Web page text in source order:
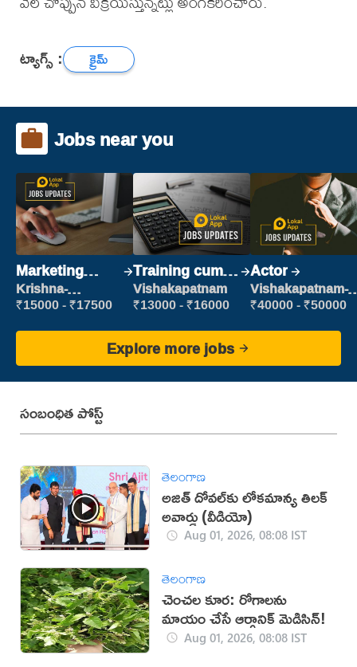
ట్యాగ్స్ : క్రైమ్
Jobs near you
Marketing
Executive
Krishna-
vijayawada
₹15000 - ₹17500
Training cum
Placement
Vishakapatnam
₹13000 - ₹16000
Actor
Vishakapatnam-
new
₹40000 - ₹50000
Explore more jobs
సంబంధిత పోస్ట్
తెలంగాణ
అజిత్ దోవ‌ల్‌కు లోక‌మాన్య‌ తిల‌క్
అవార్డు (వీడియో)
Aug 01, 2026, 08:08 IST
తెలంగాణ
చెంచల కూర: రోగాలను
మాయం చేసే ఆర్గానిక్ మెడిసిన్!
Aug 01, 2026, 08:08 IST